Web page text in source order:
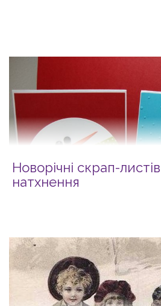
Новорічні скрап-
натхнення